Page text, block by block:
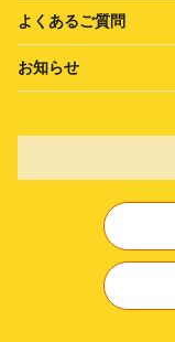
よくあるご質問
お知らせ